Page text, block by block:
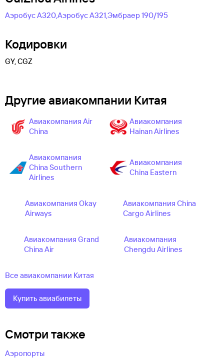
Аэробус А320,Аэробус А321,Эмбраер 190/195
Кодировки
GY, CGZ
Другие авиакомпании Китая
Авиакомпания Air
China
Авиакомпания
Hainan Airlines
Авиакомпания
China Southern
Airlines
Авиакомпания
China Eastern
Авиакомпания Okay
Airways
Авиакомпания China
Cargo Airlines
Авиакомпания Grand
China Air
Авиакомпания
Chengdu Airlines
Все авиакомпании Китая
Купить авиабилеты
Смотри также
Аэропорты